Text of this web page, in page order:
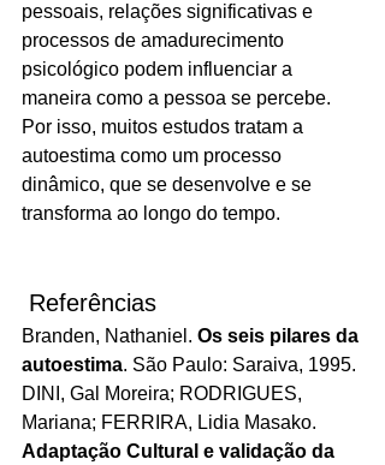
pessoais, relações significativas e
processos de amadurecimento
psicológico podem influenciar a
maneira como a pessoa se percebe.
Por isso, muitos estudos tratam a
autoestima como um processo
dinâmico, que se desenvolve e se
transforma ao longo do tempo.
Referências
Branden, Nathaniel. Os seis pilares da
autoestima. São Paulo: Saraiva, 1995.
DINI, Gal Moreira; RODRIGUES,
Mariana; FERRIRA, Lidia Masako.
Adaptação Cultural e validação da